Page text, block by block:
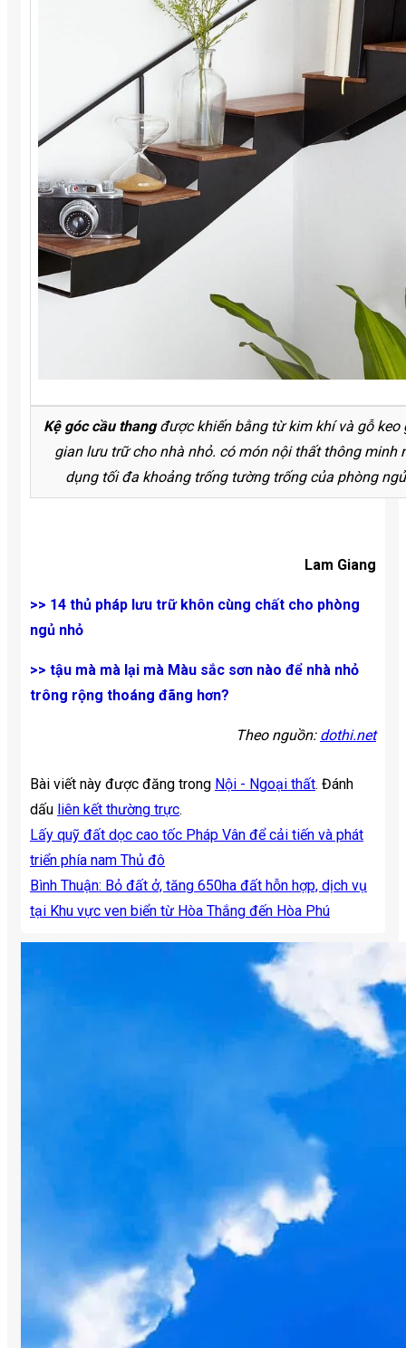
Kệ góc cầu thangđược khiến bằng từ kim khí và gỗ keo
gian lưu trữ cho nhà nhỏ. có món nội thất thông minh
dụng tối đa khoảng trống tường trống của phòng
Lam Giang
>> 14 thủ pháp lưu trữ khôn cùng chất cho phòng
ngủ nhỏ
>> tậu mà mà lại mà Màu sắc sơn nào để nhà nhỏ
trông rộng thoáng đãng hơn?
Theo nguồn: dothi.net
Bài viết này được đăng trong Nội - Ngoại thất. Đánh
dấu liên kết thường trực.
Lấy quỹ đất dọc cao tốc Pháp Vân để cải tiến và phát
triển phía nam Thủ đô
Bình Thuận: Bỏ đất ở, tăng 650ha đất hỗn hợp, dịch vụ
tại Khu vực ven biển từ Hòa Thắng đến Hòa Phú